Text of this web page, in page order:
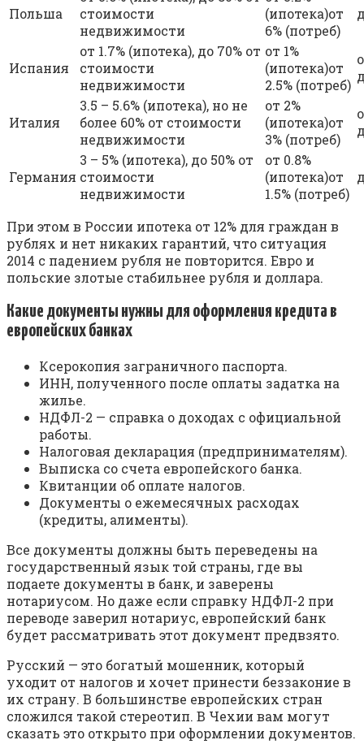
Польша
стоимости
недвижимости
(ипотека)от
6% (потреб)
Испания
от 1.7% (ипотека), до 70% от
стоимости
недвижимости
от 1%
(ипотека)от
2.5% (потреб)
Италия
3.5 – 5.6% (ипотека), но не
более 60% от стоимости
недвижимости
от 2%
(ипотека)от
3% (потреб)
Германия
3 – 5% (ипотека), до 50% от
стоимости
недвижимости
от 0.8%
(ипотека)от
1.5% (потреб)
При этом в России ипотека от 12% для граждан в
рублях и нет никаких гарантий, что ситуация
2014 с падением рубля не повторится. Евро и
польские злотые стабильнее рубля и доллара.
Какие документы нужны для оформления кредита в
европейских банках
Ксерокопия заграничного паспорта.
ИНН, полученного после оплаты задатка на
жилье.
НДФЛ-2 — справка о доходах с официальной
работы.
Налоговая декларация (предпринимателям).
Выписка со счета европейского банка.
Квитанции об оплате налогов.
Документы о ежемесячных расходах
(кредиты, алименты).
Все документы должны быть переведены на
государственный язык той страны, где вы
подаете документы в банк, и заверены
нотариусом. Но даже если справку НДФЛ-2 при
переводе заверил нотариус, европейский банк
будет рассматривать этот документ предвзято.
Русский — это богатый мошенник, который
уходит от налогов и хочет принести беззаконие в
их страну. В большинстве европейских стран
сложился такой стереотип. В Чехии вам могут
сказать это открыто при оформлении документов.